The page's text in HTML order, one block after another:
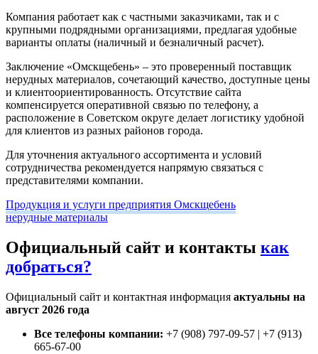
Компания работает как с частными заказчиками, так и с
крупными подрядными организациями, предлагая удобные
варианты оплаты (наличный и безналичный расчет).
Заключение «Омскщебень» – это проверенный поставщик
нерудных материалов, сочетающий качество, доступные цены
и клиентоориентированность. Отсутствие сайта
компенсируется оперативной связью по телефону, а
расположение в Советском округе делает логистику удобной
для клиентов из разных районов города.
Для уточнения актуального ассортимента и условий
сотрудничества рекомендуется напрямую связаться с
представителями компании.
Продукция и услуги предприятия Омскщебень
нерудные материалы
Официальный сайт и контакты как
добраться?
Официальный сайт и контактная информация актуальны на
август 2026 года
Все телефоны компании: +7 (908) 797-09-57 | +7 (913)
665-67-00